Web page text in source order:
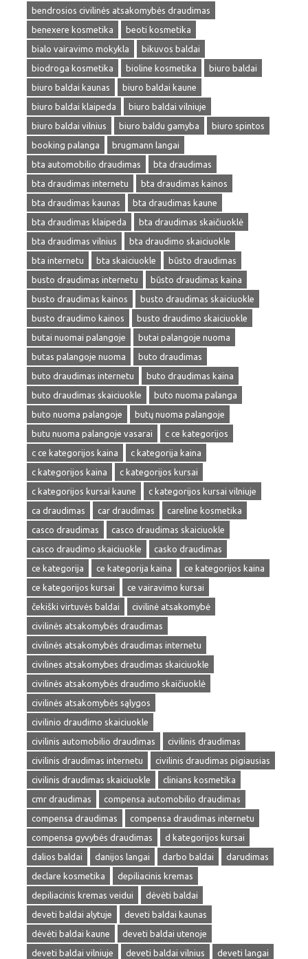
bendrosios civilinės atsakomybės draudimas
benexere kosmetika
beoti kosmetika
bialo vairavimo mokykla
bikuvos baldai
biodroga kosmetika
bioline kosmetika
biuro baldai
biuro baldai kaunas
biuro baldai kaune
biuro baldai klaipeda
biuro baldai vilniuje
biuro baldai vilnius
biuro baldu gamyba
biuro spintos
booking palanga
brugmann langai
bta automobilio draudimas
bta draudimas
bta draudimas internetu
bta draudimas kainos
bta draudimas kaunas
bta draudimas kaune
bta draudimas klaipeda
bta draudimas skaičiuoklė
bta draudimas vilnius
bta draudimo skaiciuokle
bta internetu
bta skaiciuokle
būsto draudimas
busto draudimas internetu
būsto draudimas kaina
busto draudimas kainos
busto draudimas skaiciuokle
busto draudimo kainos
busto draudimo skaiciuokle
butai nuomai palangoje
butai palangoje nuoma
butas palangoje nuoma
buto draudimas
buto draudimas internetu
buto draudimas kaina
buto draudimas skaiciuokle
buto nuoma palanga
buto nuoma palangoje
butų nuoma palangoje
butu nuoma palangoje vasarai
c ce kategorijos
c ce kategorijos kaina
c kategorija kaina
c kategorijos kaina
c kategorijos kursai
c kategorijos kursai kaune
c kategorijos kursai vilniuje
ca draudimas
car draudimas
careline kosmetika
casco draudimas
casco draudimas skaiciuokle
casco draudimo skaiciuokle
casko draudimas
ce kategorija
ce kategorija kaina
ce kategorijos kaina
ce kategorijos kursai
ce vairavimo kursai
čekiški virtuvės baldai
civilinė atsakomybė
civilinės atsakomybės draudimas
civilinės atsakomybės draudimas internetu
civilines atsakomybes draudimas skaiciuokle
civilinės atsakomybės draudimo skaičiuoklė
civilinės atsakomybės sąlygos
civilinio draudimo skaiciuokle
civilinis automobilio draudimas
civilinis draudimas
civilinis draudimas internetu
civilinis draudimas pigiausias
civilinis draudimas skaiciuokle
clinians kosmetika
cmr draudimas
compensa automobilio draudimas
compensa draudimas
compensa draudimas internetu
compensa gyvybės draudimas
d kategorijos kursai
dalios baldai
danijos langai darbo baldai
darudimas
declare kosmetika
depiliacinis kremas
depiliacinis kremas veidui
dėvėti baldai
deveti baldai alytuje
deveti baldai kaunas
dėvėti baldai kaune
deveti baldai utenoje
deveti baldai vilniuje
deveti baldai vilnius
deveti langai